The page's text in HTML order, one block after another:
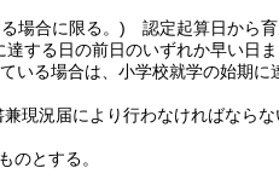
場合に限る。) 認定起算日から育
する日の前日のいずれか早い日
いる場合は、小学校就学の始期に
現況届により行わなければならな
のとする。